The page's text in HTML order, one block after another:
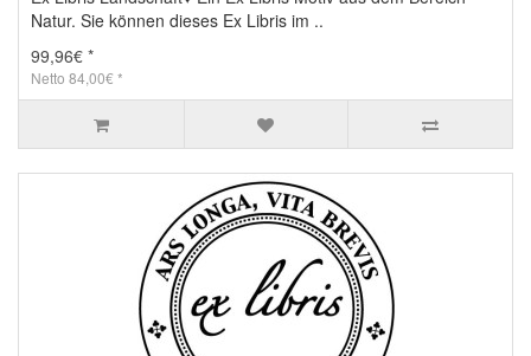
Natur. Sie können dieses Ex Libris im ..
99,96€ *
Netto 84,00€ *